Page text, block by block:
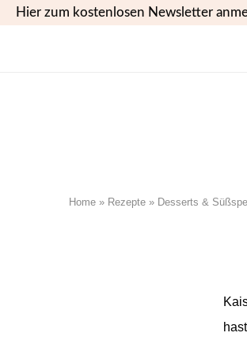
Hier zum kostenlosen Newsletter
Home » Rezepte » Desserts &